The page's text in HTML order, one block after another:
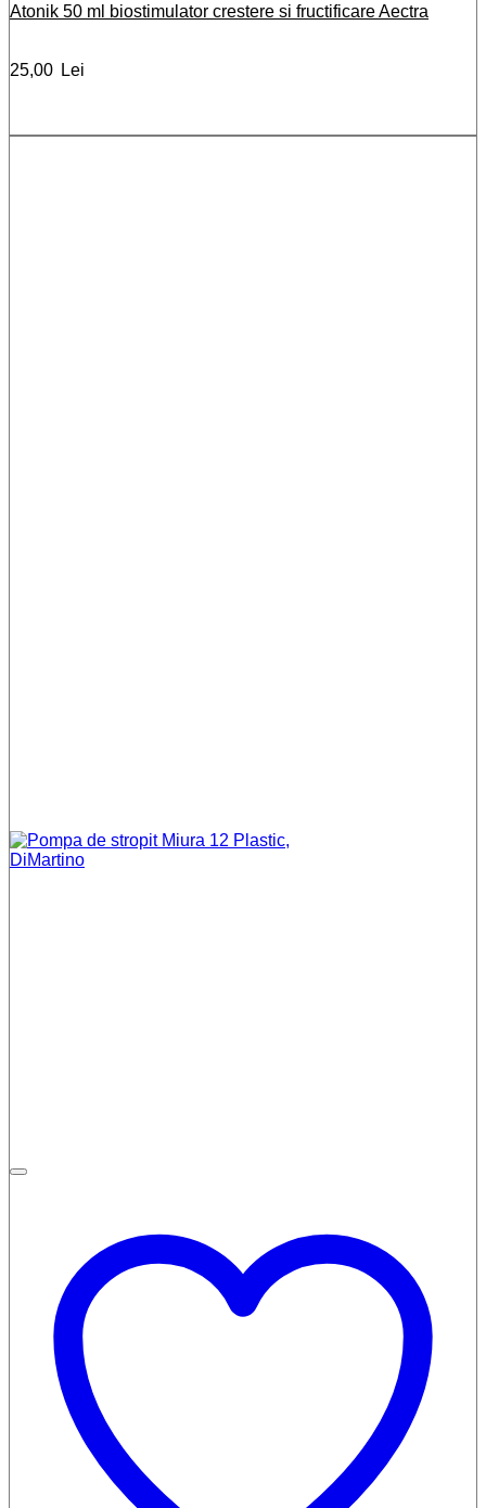
Atonik 50 ml biostimulator crestere si fructificare Aectra
25,00 Lei